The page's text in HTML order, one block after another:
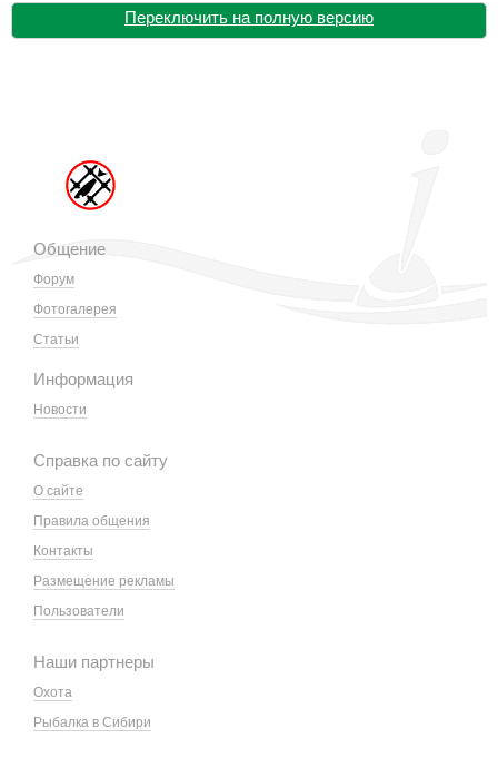
Переключить на полную версию
Общение
Форум
Фотогалерея
Статьи
Информация
Новости
Справка по сайту
О сайте
Правила общения
Контакты
Размещение рекламы
Пользователи
Наши партнеры
Охота
Рыбалка в Сибири